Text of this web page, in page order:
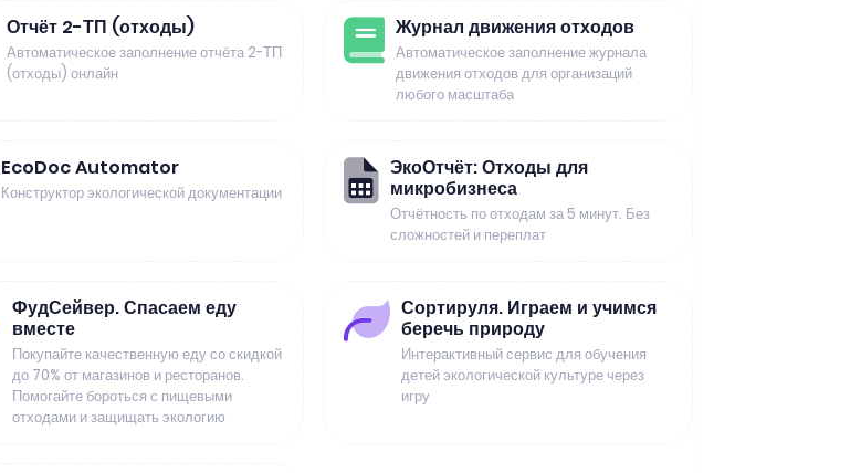
Отчёт 2-ТП (отходы)
Автоматическое заполнение отчёта 2-ТП
(отходы) онлайн
Журнал движения отходов
Автоматическое заполнение журнала
движения отходов для организаций
любого масштаба
EcoDoc Automator
Конструктор экологической документации
ЭкоОтчёт: Отходы для
микробизнеса
Отчётность по отходам за 5 минут. Без
сложностей и переплат
ФудСейвер. Спасаем еду
вместе
Покупайте качественную еду со скидкой
до 70% от магазинов и ресторанов.
Помогайте бороться с пищевыми
отходами и защищать экологию
Сортируля. Играем и учимся
беречь природу
Интерактивный сервис для обучения
детей экологической культуре через
игру